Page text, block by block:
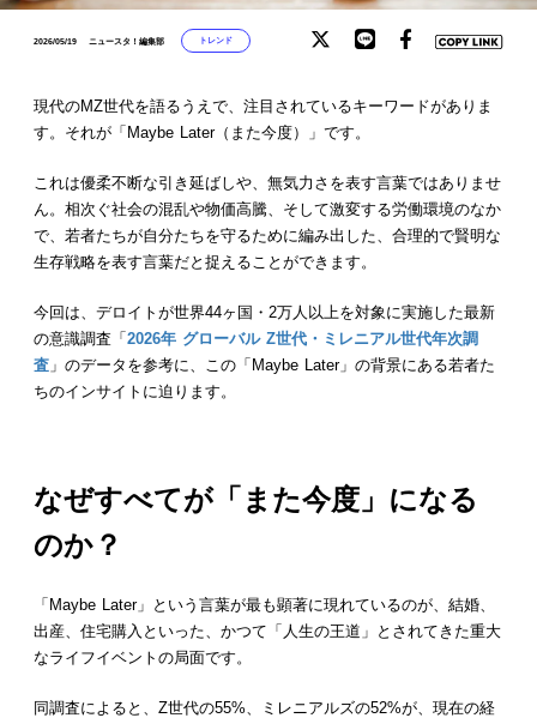
2026/05/19 ニュースタ！編集部 トレンド
現代のMZ世代を語るうえで、注目されているキーワードがありま
す。それが「Maybe Later（また今度）」です。
これは優柔不断な引き延ばしや、無気力さを表す言葉ではありませ
ん。相次ぐ社会の混乱や物価高騰、そして激変する労働環境のなか
で、若者たちが自分たちを守るために編み出した、合理的で賢明な
生存戦略を表す言葉だと捉えることができます。
今回は、デロイトが世界44ヶ国・2万人以上を対象に実施した最新
の意識調査「 2026年 グローバル Z世代・ミレニアル世代年次調
査 」のデータを参考に、この「Maybe Later」の背景にある若者た
ちのインサイトに迫ります。
なぜすべてが「また今度」になる
のか？
「Maybe Later」という言葉が最も顕著に現れているのが、結婚、
出産、住宅購入といった、かつて「人生の王道」とされてきた重大
なライフイベントの局面です。
同調査によると、Z世代の55%、ミレニアルズの52%が、現在の経